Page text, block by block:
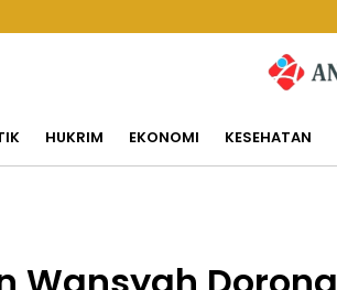
HUKRIM EKONOMI KESEHATAN